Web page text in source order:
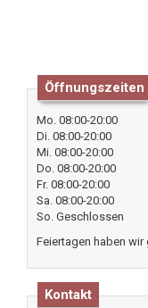
Öffnungszeiten
Mo. 08:00-20:00
Di. 08:00-20:00
Mi. 08:00-20:00
Do. 08:00-20:00
Fr. 08:00-20:00
Sa. 08:00-20:00
So. Geschlossen
Feiertagen haben
Kontakt